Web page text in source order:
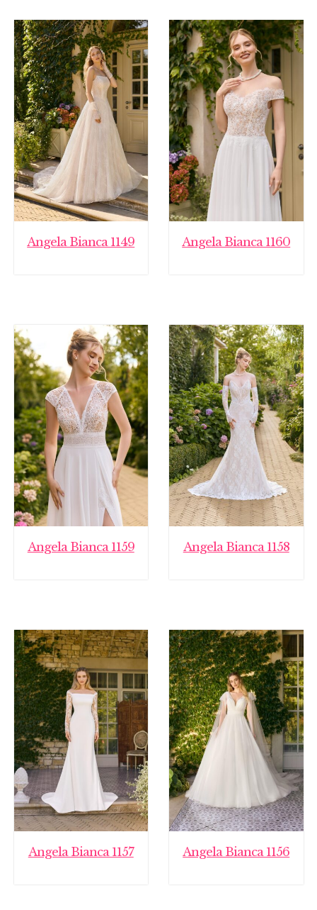
Angela Bianca 1149 Angela Bianca 1160
Angela Bianca 1159 Angela Bianca 1158
Angela Bianca 1157 Angela Bianca 1156